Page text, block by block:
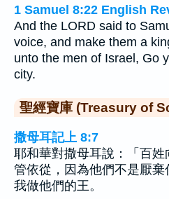
1 Samuel 8:22 English
And the LORD said to
voice, and make them a
unto the men of Israel, Go
city.
聖經寶庫 (Treasury of
撒母耳記上 8:7
耶和華對撒母耳說：「百姓
管依從，因為他們不是厭
我做他們的王。